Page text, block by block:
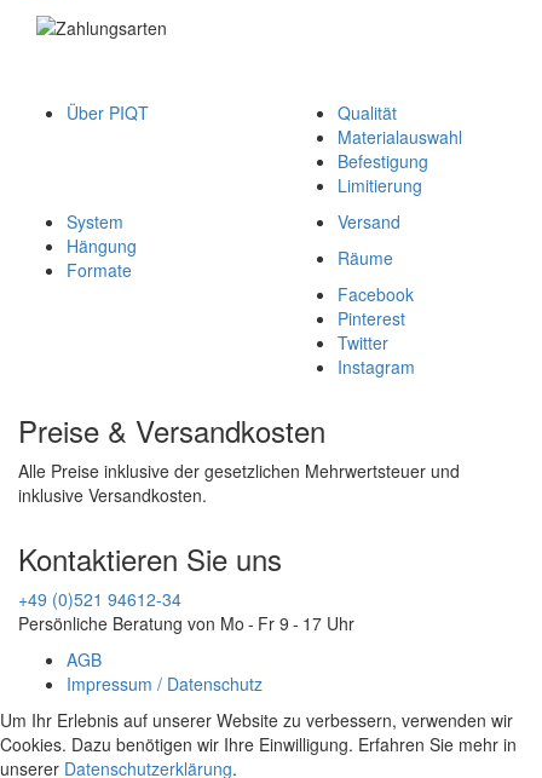
Über PIQT
Qualität
Materialauswahl
Befestigung
Limitierung
System
Hängung
Formate
Versand
Räume
Facebook
Pinterest
Twitter
Instagram
Preise & Versandkosten
Alle Preise inklusive der gesetzlichen Mehrwertsteuer und
inklusive Versandkosten.
Kontaktieren Sie uns
+49 (0)521 94612-34
Persönliche Beratung von Mo - Fr 9 - 17 Uhr
AGB
Impressum / Datenschutz
Um Ihr Erlebnis auf unserer Website zu verbessern, verwenden wir
Cookies. Dazu benötigen wir Ihre Einwilligung. Erfahren Sie mehr in
unserer Datenschutzerklärung.